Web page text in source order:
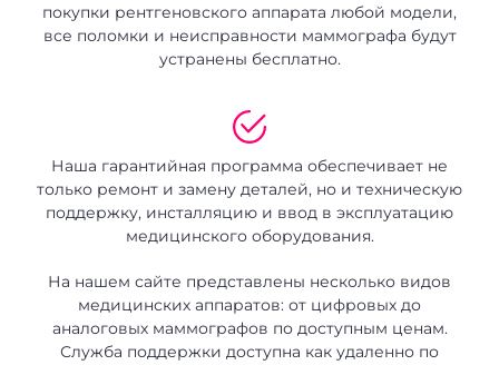
покупки рентгеновского аппарата любой модели,
все поломки и неисправности маммографа будут
устранены бесплатно.
Наша гарантийная программа обеспечивает не
только ремонт и замену деталей, но и техническую
поддержку, инсталляцию и ввод в эксплуатацию
медицинского оборудования.
На нашем сайте представлены несколько видов
медицинских аппаратов: от цифровых до
аналоговых маммографов по доступным ценам.
Служба поддержки доступна как удаленно по